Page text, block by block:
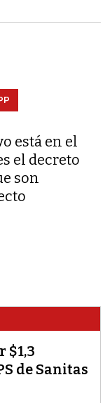
está en el
el decreto
son
$1,3
de Sanitas